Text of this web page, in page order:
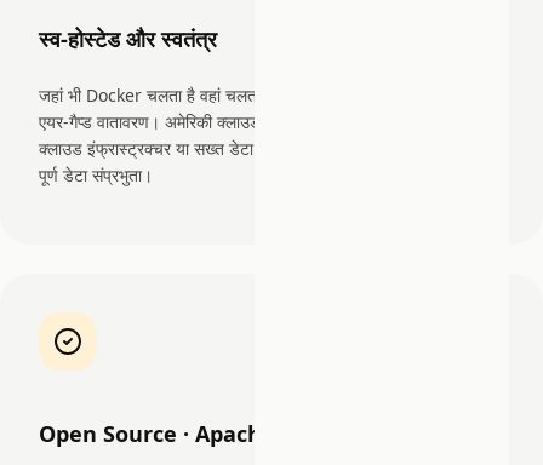
स्व-होस्टेड और स्वतंत्र
जहां भी Docker चलता है वहां चलता है, ऑन-प्रेमिसेज़, कोई भी क्लाउड, या
एयर-गैप्ड वातावरण। अमेरिकी क्लाउड प्लेटफ़ॉर्मों पर कोई निर्भरता नहीं। सीमित
क्लाउड इंफ्रास्ट्रक्चर या सख्त डेटा रेज़िडेंसी आवश्यकताओं वाले देशों के लिए
पूर्ण डेटा संप्रभुता।
Open Source · Apache 2.0